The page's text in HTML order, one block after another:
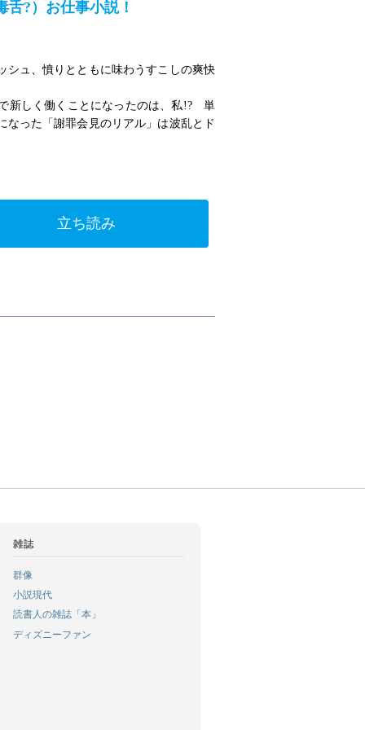
?）お仕事小説！
シュ、憤りとともに味わうすこしの爽快
新しく働くことになったのは、私!? 単
なった「謝罪会見のリアル」は波乱とド
立ち読み
雑誌
群像
小説現代
読書人の雑誌「本」
ディズニーファン